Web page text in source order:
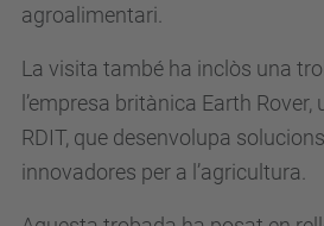
agroalimentari.
La visita també ha inclòs una
l’empresa britànica Earth Rover,
RDIT, que desenvolupa
innovadores per a l’agricultura.